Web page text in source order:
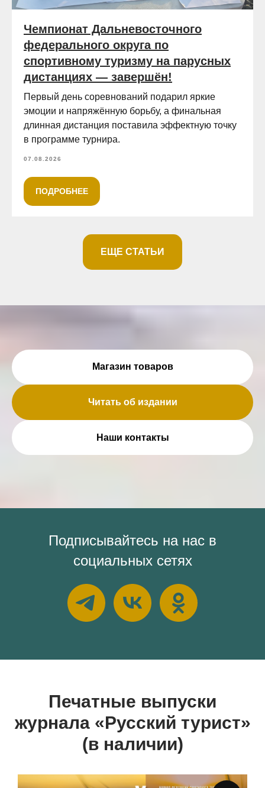
Чемпионат Дальневосточного
федерального округа по
спортивному туризму на парусных
дистанциях — завершён!
Первый день соревнований подарил яркие
эмоции и напряжённую борьбу, а финальная
длинная дистанция поставила эффектную точку
в программе турнира.
07.08.2026
ПОДРОБНЕЕ
ЕЩЕ СТАТЬИ
Магазин товаров
Читать об издании
Наши контакты
Подписывайтесь на нас в
социальных сетях
Печатные выпуски
журнала «Русский турист»
(в наличии)